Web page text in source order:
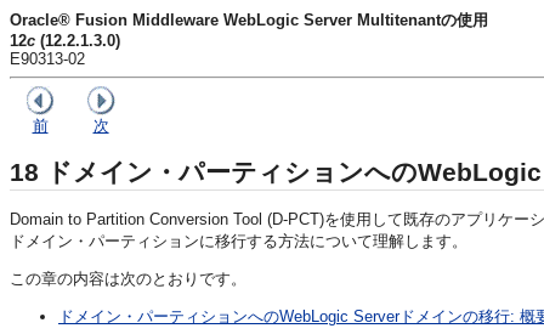
Oracle® Fusion Middleware WebLogic Server Multitenantの使用
12c (12.2.1.3.0)
E90313-02
前 次
18 ドメイン・パーティションへの
Domain to Partition Conversion Tool (D-PCT)を使用して既存のアプリケ
ドメイン・パーティションに移行する方法について理解します。
この章の内容は次のとおりです。
ドメイン・パーティションへのWebLogic Serverドメインの移行: 概